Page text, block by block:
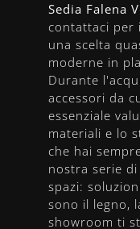
Sedia Falena
contattaci per
una scelta
moderne in
Durante
accessori da
essenziale
materiali e lo
che hai
nostra serie
spazi:
sono il legno,
showroom ti